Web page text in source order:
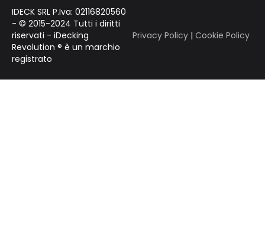
IDECK SRL P.Iva: 02116820560
- © 2015-2024 Tutti i diritti
riservati - iDecking
Revolution ® è un marchio
registrato
Privacy Policy | Cookie Policy